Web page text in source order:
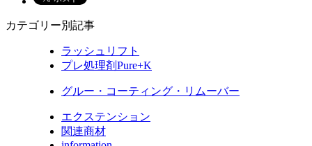
カテゴリー別記事
ラッシュリフト
プレ処理剤Pure+K
グルー・コーティング・リムーバー
エクステンション
関連商材